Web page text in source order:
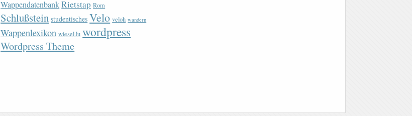
WappendatenbankRietstap Rom
Schlußstein studentisches Velo veloh wandern
Wappenlexikon wiesel.lu wordpress
Wordpress Theme